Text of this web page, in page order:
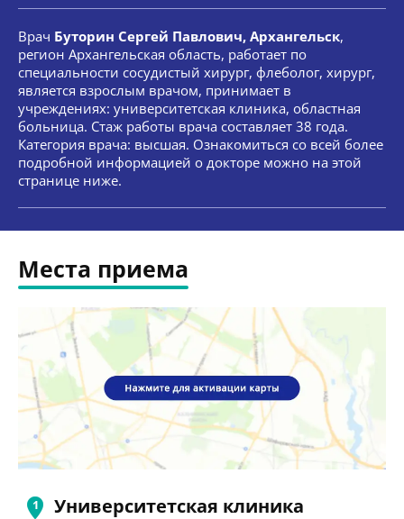
Врач Буторин Сергей Павлович, Архангельск,
регион Архангельская область, работает по
специальности сосудистый хирург, флеболог, хирург,
является взрослым врачом, принимает в
учреждениях: университетская клиника, областная
больница. Стаж работы врача составляет 38 года.
Категория врача: высшая. Ознакомиться со всей более
подробной информацией о докторе можно на этой
странице ниже.
Места приема
Университетская клиника